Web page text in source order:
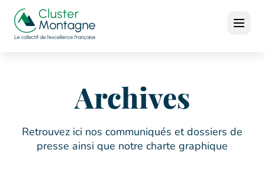
Archives
Retrouvez ici nos communiqués et dossiers de
presse ainsi que notre charte graphique